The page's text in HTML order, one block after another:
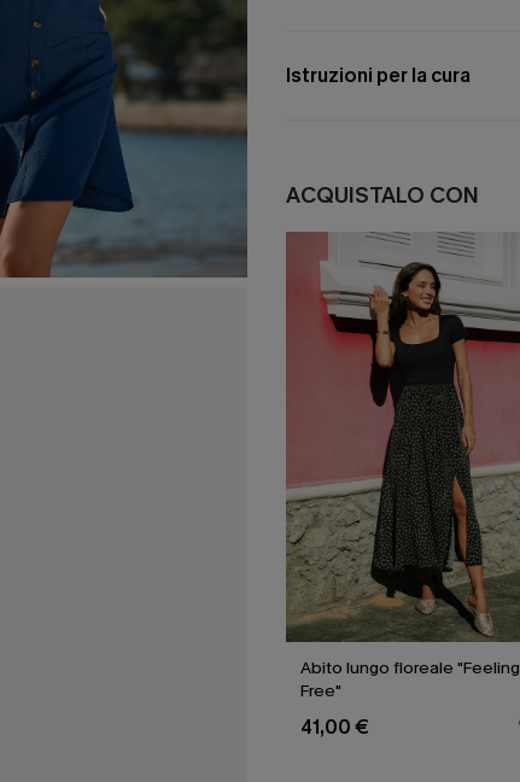
Istruzioni per la cura
ACQUISTALO CON
Abito lungo floreale "Feeling
Free"
41,00 €